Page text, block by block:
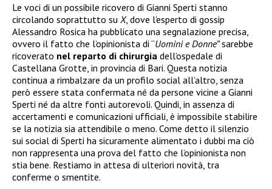
Le voci di un possibile ricovero di Gianni Sperti stanno
circolando soprattutto su X, dove l’esperto di gossip
Alessandro Rosica ha pubblicato una segnalazione precisa,
ovvero il fatto che l’opinionista di “Uomini e Donne”sarebbe
ricoverato nel reparto di chirurgia dell’ospedale di
Castellana Grotte, in provincia di Bari. Questa notizia
continua a rimbalzare da un profilo social all’altro, senza
però essere stata confermata né da persone vicine a Gianni
Sperti né da altre fonti autorevoli. Quindi, in assenza di
accertamenti e comunicazioni ufficiali, è impossibile stabilire
se la notizia sia attendibile o meno. Come detto il silenzio
sui social di Sperti ha sicuramente alimentato i dubbi ma ciò
non rappresenta una prova del fatto che l’opinionista non
stia bene. Restiamo in attesa di ulteriori novità, tra
conferme o smentite.